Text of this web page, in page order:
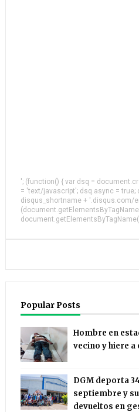
'; (function() { var dsq =
= 'text/javascript'; dsq.async = true;
disqus_shortname + '.disqus.com/
Popular Posts
Hombre en
vecino y hiere
DGM deporta
septiembre y
devueltos en